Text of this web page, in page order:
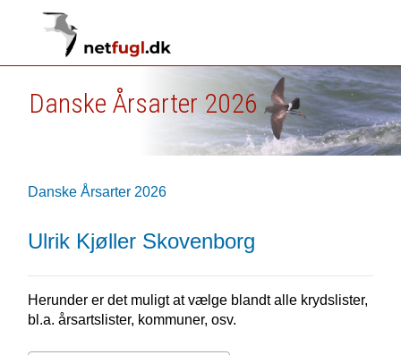
Danske Årsarter 2026
Danske Årsarter 2026
Ulrik Kjøller Skovenborg
Herunder er det muligt at vælge blandt alle krydslister,
bl.a. årsartslister, kommuner, osv.